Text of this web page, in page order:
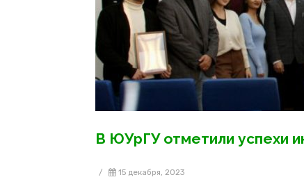
В ЮУрГУ отметили успехи
/ 15 декабря, 2023